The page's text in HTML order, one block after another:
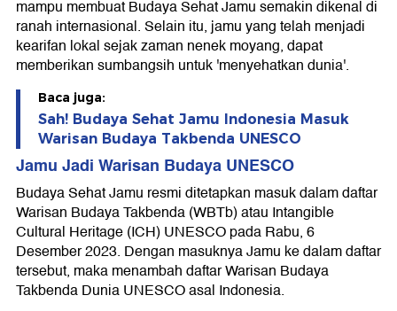
mampu membuat Budaya Sehat Jamu semakin dikenal di
ranah internasional. Selain itu, jamu yang telah menjadi
kearifan lokal sejak zaman nenek moyang, dapat
memberikan sumbangsih untuk 'menyehatkan dunia'.
Baca juga:
Sah! Budaya Sehat Jamu Indonesia Masuk
Warisan Budaya Takbenda UNESCO
Jamu Jadi Warisan Budaya UNESCO
Budaya Sehat Jamu resmi ditetapkan masuk dalam daftar
Warisan Budaya Takbenda (WBTb) atau Intangible
Cultural Heritage (ICH) UNESCO pada Rabu, 6
Desember 2023. Dengan masuknya Jamu ke dalam daftar
tersebut, maka menambah daftar Warisan Budaya
Takbenda Dunia UNESCO asal Indonesia.